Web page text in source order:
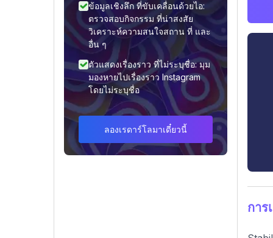
ข้อมูลเชิงลึก ที่ขับเคลื่อนด้วยไอ:
ตรวจสอบกิจกรรม ที่น่าสงสัย
วิเคราะห์ความสนใจสถาน ที่ และ
อื่น ๆ
ตัวแสดงเรื่องราว ที่ไม่ระบุชื่อ: มุม
มองหายไปเรื่องราว Instagram
โดยไม่ระบุชื่อ
ลองเรดาร์โลมาเดี๋ยวนี้
การ